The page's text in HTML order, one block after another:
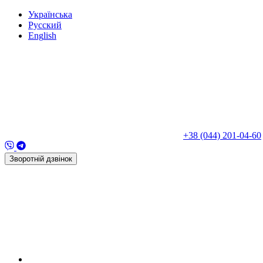
Українська
Русский
English
+38 (044) 201-04-60
Зворотній дзвінок